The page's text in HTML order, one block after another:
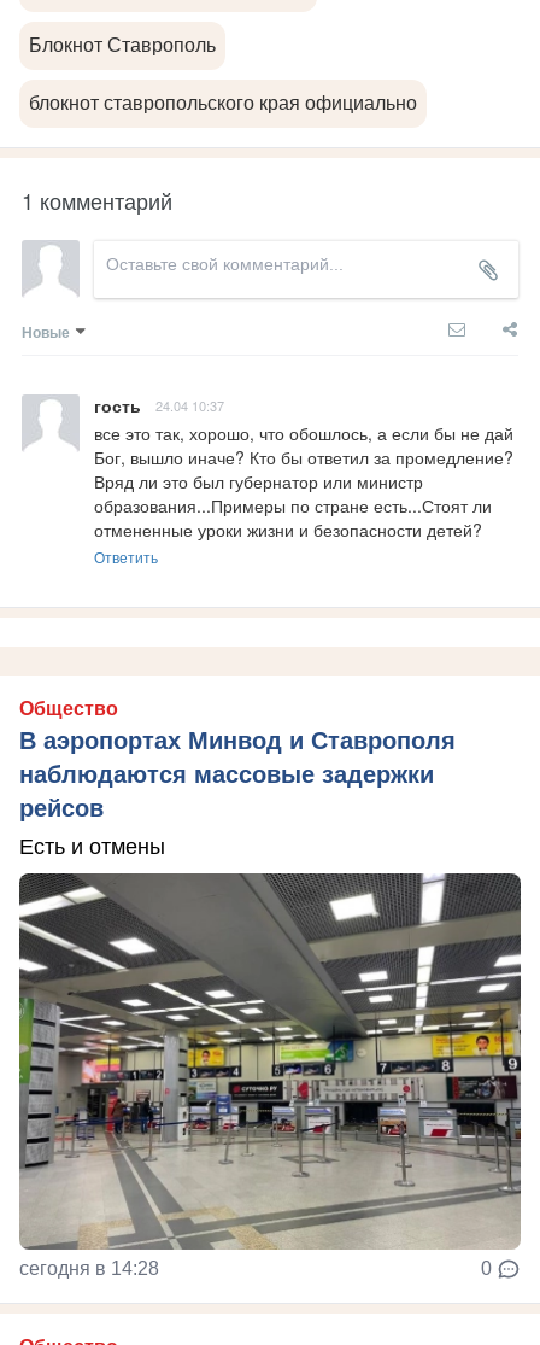
Блокнот Ставрополь
блокнот ставропольского края официально
1 комментарий
Новые
гость 24.04 10:37
все это так, хорошо, что обошлось, а если бы не дай
Бог, вышло иначе? Кто бы ответил за промедление?
Вряд ли это был губернатор или министр
образования...Примеры по стране есть...Стоят ли
отмененные уроки жизни и безопасности детей?
Ответить
Общество
В аэропортах Минвод и Ставрополя
наблюдаются массовые задержки
рейсов
Есть и отмены
сегодня в 14:28 0